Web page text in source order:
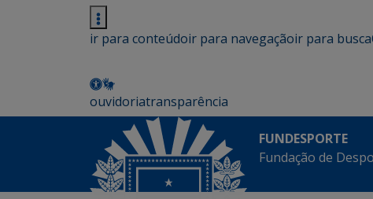
ir para conteúdoir para navegaçãoir para busca
ouvidoriatransparência
FUNDESPORTE
Fundação de